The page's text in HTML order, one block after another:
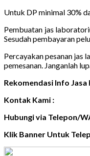
Untuk DP minimal 30%
Pembuatan jas
Sesudah pembayaran
Percayakan pesanan jas
pemesanan. Janganlah
Rekomendasi Info
Kontak Kami :
Hubungi via Telepon/
Klik Banner Untuk